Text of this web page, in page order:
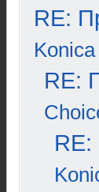
RE:
Konica
RE: